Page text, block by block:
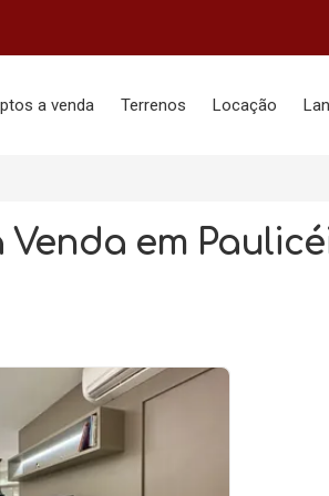
a venda Terrenos Locação
em